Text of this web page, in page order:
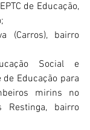
de Educação,
(Carros), bairro
Social e
Educação para
mirins no
Restinga, bairro